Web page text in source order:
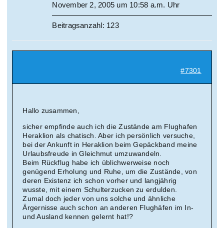
November 2, 2005 um 10:58 a.m. Uhr
Beitragsanzahl: 123
#7301
Hallo zusammen,
sicher empfinde auch ich die Zustände am Flughafen
Heraklion als chatisch. Aber ich persönlich versuche,
bei der Ankunft in Heraklion beim Gepäckband meine
Urlaubsfreude in Gleichmut umzuwandeln.
Beim Rückflug habe ich üblichwerweise noch
genügend Erholung und Ruhe, um die Zustände, von
deren Existenz ich schon vorher und langjährig
wusste, mit einem Schulterzucken zu erdulden.
Zumal doch jeder von uns solche und ähnliche
Ärgernisse auch schon an anderen Flughäfen im In-
und Ausland kennen gelernt hat!?